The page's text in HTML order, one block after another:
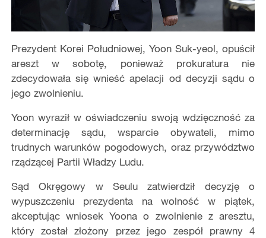
Prezydent Korei Południowej, Yoon Suk-yeol, opuścił
areszt w sobotę, ponieważ prokuratura nie
zdecydowała się wnieść apelacji od decyzji sądu o
jego zwolnieniu.
Yoon wyraził w oświadczeniu swoją wdzięczność za
determinację sądu, wsparcie obywateli, mimo
trudnych warunków pogodowych, oraz przywództwo
rządzącej Partii Władzy Ludu.
Sąd Okręgowy w Seulu zatwierdził decyzję o
wypuszczeniu prezydenta na wolność w piątek,
akceptując wniosek Yoona o zwolnienie z aresztu,
który został złożony przez jego zespół prawny 4